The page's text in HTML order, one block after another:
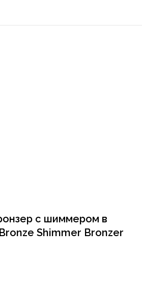
с шиммером в
Shimmer Bronzer